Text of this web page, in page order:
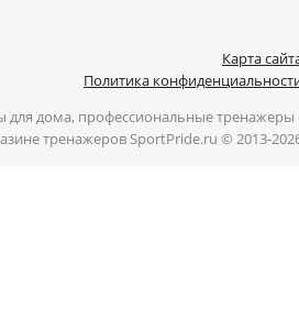
Карта
Политика
для дома, профессиональные тренажеры
тренажеров SportPride.ru © 2013-